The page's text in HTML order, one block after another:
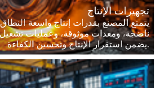
تجهيزات الإنتاج
يتمتع المصنع بقدرات إنتاج واسعة
ناضجة، ومعدات موثوقة، وعمليات تشغيل
يضمن استقرار الإنتاج وتحسين الكفاءة.